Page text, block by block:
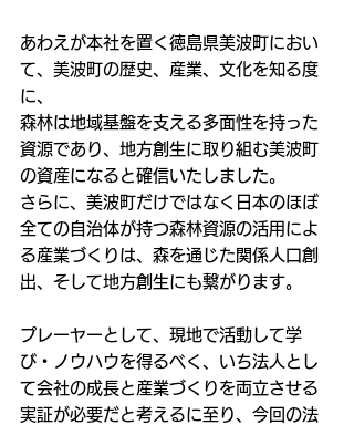
あわえが本社を置く徳島県美波町におい
て、美波町の歴史、産業、文化を知る度
に、
森林は地域基盤を支える多面性を持った
資源であり、地方創生に取り組む美波町
の資産になると確信いたしました。
さらに、美波町だけではなく日本のほぼ
全ての自治体が持つ森林資源の活用によ
る産業づくりは、森を通じた関係人口創
出、そして地方創生にも繋がります。
プレーヤーとして、現地で活動して学
び・ノウハウを得るべく、いち法人とし
て会社の成長と産業づくりを両立させる
実証が必要だと考えるに至り、今回の法